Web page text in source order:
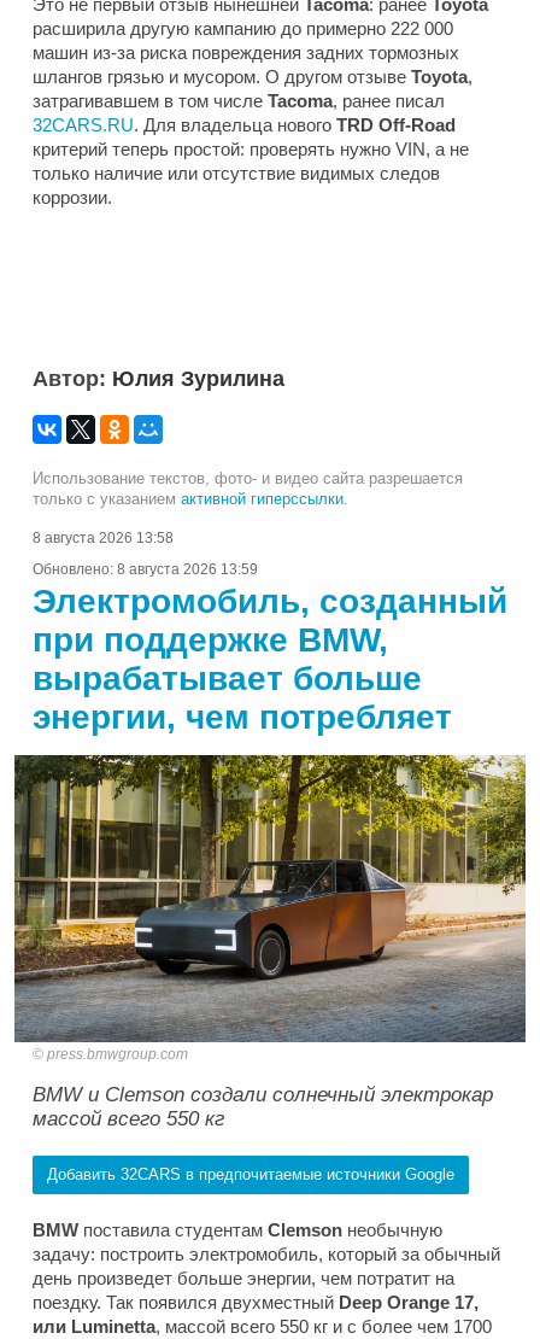
расширила другую кампанию до примерно 222 000
машин из-за риска повреждения задних тормозных
шлангов грязью и мусором. О другом отзыве Toyota,
затрагивавшем в том числе Tacoma, ранее писал
32CARS.RU. Для владельца нового TRD Off-Road
критерий теперь простой: проверять нужно VIN, а не
только наличие или отсутствие видимых следов
коррозии.
Автор: Юлия Зурилина
Использование текстов, фото- и видео сайта разрешается
только с указанием активной гиперссылки
8 августа 2026 13:58
Обновлено: 8 августа 2026 13:59
Электромобиль, созданный
при поддержке BMW,
вырабатывает больше
энергии, чем потребляет
press.bmwgroup.com
BMW и Clemson создали солнечный электрокар
массой всего 550 кг
Добавить 32CARS в предпочитаемые источники Google
BMW поставила студентам Clemson необычную
задачу: построить электромобиль, который за обычный
день произведет больше энергии, чем потратит на
поездку. Так появился двухместный Deep Orange 17,
или Luminetta, массой всего 550 кг и с более чем 1700